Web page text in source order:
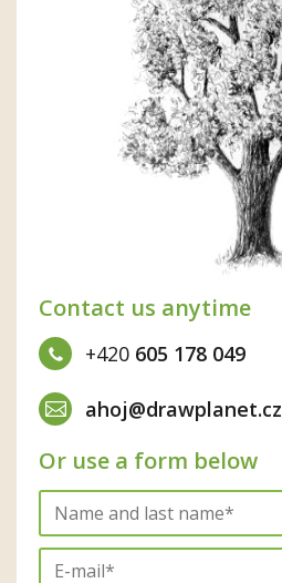
Contact us anytime
+420 605 178 049
ahoj@drawplanet.cz
Or use a form below